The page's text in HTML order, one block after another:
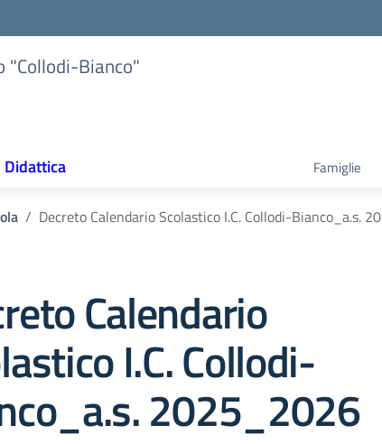
"Collodi-Bianco"
Didattica Famiglie
Decreto Calendario Scolastico I.C. Collodi-Bianco_a.s.
Calendario
I.C. Collodi-
2025_2026